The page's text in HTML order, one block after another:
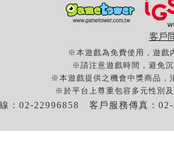
客戶
※本遊戲為免費使用，遊戲
※請注意遊戲時間，避免
※本遊戲提供之機會中獎商品，
※於平台上尊重包容多元性別
：02-22996858 客戶服務傳真：